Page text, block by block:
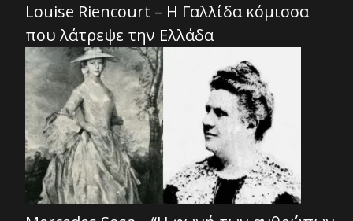
Louise Riencourt – Η Γαλλίδα κόμισσα
που λάτρεψε την Ελλάδα